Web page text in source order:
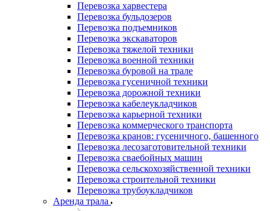
Перевозка харвестера
Перевозка бульдозеров
Перевозка подъемников
Перевозка экскаваторов
Перевозка тяжелой техники
Перевозка военной техники
Перевозка буровой на трале
Перевозка гусеничной техники
Перевозка дорожной техники
Перевозка кабелеукладчиков
Перевозка карьерной техники
Перевозка коммерческого транспорта
Перевозка кранов: гусеничного, башенного
Перевозка лесозаготовительной техники
Перевозка сваебойных машин
Перевозка сельскохозяйственной техники
Перевозка строительной техники
Перевозка трубоукладчиков
Аренда трала